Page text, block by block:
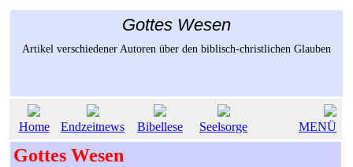
Gottes Wesen
Artikel verschiedener Autoren über den biblisch-christlichen Glauben
Home Endzeitnews Bibellese Seelsorge MENÜ
Gottes Wesen